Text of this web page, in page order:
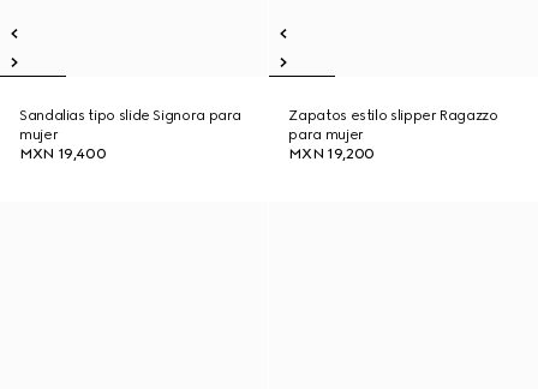
Sandalias tipo slide Signora para
mujer
MXN 19,400
Zapatos estilo slipper Ragazzo
para mujer
MXN 19,200